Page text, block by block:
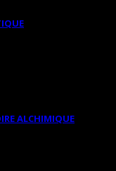
ALCHIMIQUE